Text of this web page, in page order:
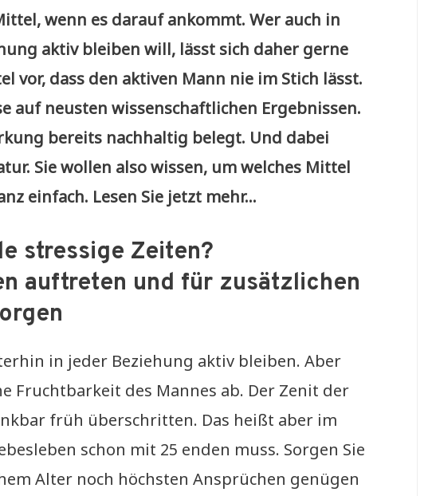
wenn es darauf ankommt. Wer auch in
aktiv bleiben will, lässt sich daher gerne
vor, dass den aktiven Mann nie im Stich lässt.
auf neusten wissenschaftlichen Ergebnissen.
bereits nachhaltig belegt. Und dabei
Sie wollen also wissen, um welches Mittel
einfach. Lesen Sie jetzt mehr…
stressige Zeiten?
auftreten und für zusätzlichen
in jeder Beziehung aktiv bleiben. Aber
Fruchtbarkeit des Mannes ab. Der Zenit der
früh überschritten. Das heißt aber im
schon mit 25 enden muss. Sorgen Sie
Alter noch höchsten Ansprüchen genügen